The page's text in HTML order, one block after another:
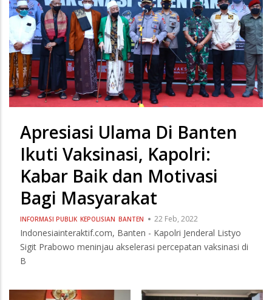
Apresiasi Ulama Di Banten
Ikuti Vaksinasi, Kapolri:
Kabar Baik dan Motivasi
Bagi Masyarakat
INFORMASI PUBLIK KEPOLISIAN BANTEN 22 Feb, 2022
Indonesiainteraktif.com, Banten - Kapolri Jenderal Listyo
Sigit Prabowo meninjau akselerasi percepatan vaksinasi di
B